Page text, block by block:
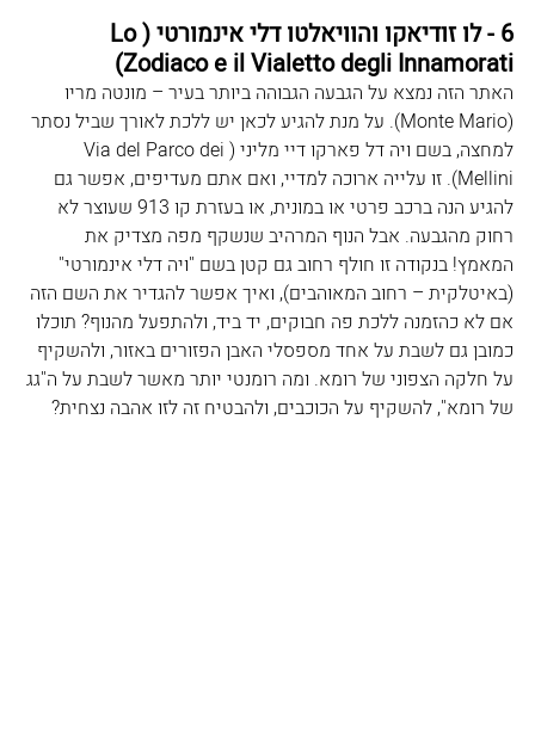
6 - לו זודיאקו והוויאלטו דלי אינמורטי (Lo
Zodiaco e il Vialetto degli Innamorati)
האתר הזה נמצא על הגבעה הגבוהה ביותר בעיר – מונטה מריו
(Monte Mario). על מנת להגיע לכאן יש ללכת לאורך שביל נסתר
למחצה, בשם ויה דל פארקו דיי מליני (Via del Parco dei
Mellini). זו עלייה ארוכה למדיי, ואם אתם מעדיפים, אפשר גם
להגיע הנה ברכב פרטי או במונית, או בעזרת קו 913 שעוצר לא
רחוק מהגבעה. אבל הנוף המרהיב שנשקף מפה מצדיק את
המאמץ! בנקודה זו חולף רחוב גם קטן בשם "ויה דלי אינמורטי"
(באיטלקית – רחוב המאוהבים), ואיך אפשר להגדיר את השם הזה
אם לא כהזמנה ללכת פה חבוקים, יד ביד, ולהתפעל מהנוף? תוכלו
כמובן גם לשבת על אחד מספסלי האבן הפזורים באזור, ולהשקיף
על חלקה הצפוני של רומא. ומה רומנטי יותר מאשר לשבת על ה"גג
של רומא", להשקיף על הכוכבים, ולהבטיח זה לזו אהבה נצחית?